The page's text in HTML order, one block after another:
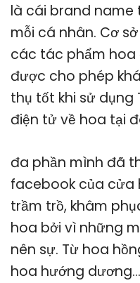
là cái brand
mỗi cá nhân. Cơ
các tác phẩm hoa
được cho phép
thụ tốt khi sử dụng
điện tử về hoa tại
đa phần mình đã
facebook của cửa
trầm trồ, khâm
hoa bởi vì những
nên sự. Từ hoa
hoa hướng